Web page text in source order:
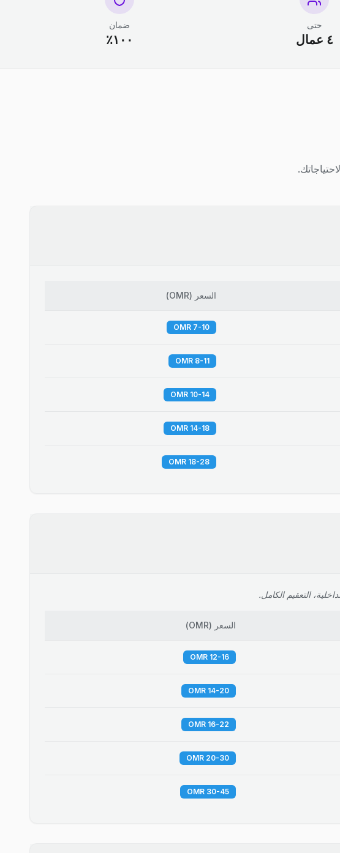
حتى
٤ عمال
ضمان
١٠٠٪
السعر (
OMR
)
7-10 OMR
8-11 OMR
10-14 OMR
14-18 OMR
18-28 OMR
التعقيم الكامل.
السعر (
OMR
)
12-16 OMR
14-20 OMR
16-22 OMR
20-30 OMR
30-45 OMR